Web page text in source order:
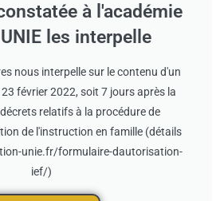
à l'académie
les interpelle
nous interpelle sur le contenu d'un
février 2022, soit 7 jours après la
relatifs à la procédure de
de l'instruction en famille (détails
unie.fr/formulaire-dautorisation-
ief/)